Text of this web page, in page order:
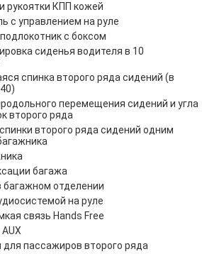
рукоятки КПП кожей
с управлением на руле
с боксом
сиденья водителя в 10
спинка второго ряда сидений (в
перемещения сидений и угла
второго ряда
второго ряда сидений одним
багажа
багажном отделении
на руле
связь Hands Free
для пассажиров второго ряда